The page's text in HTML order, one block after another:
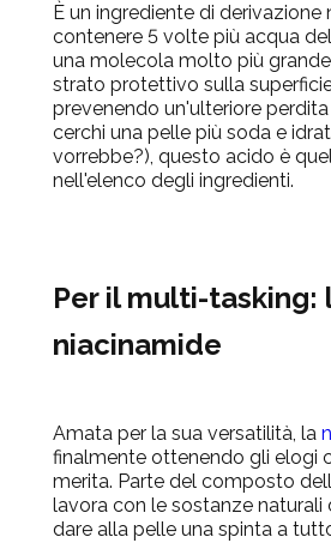
È un ingrediente di derivazione
contenere 5 volte più acqua
una molecola molto più
strato protettivo sulla
prevenendo un'ulteriore
cerchi una pelle più soda e
vorrebbe?), questo acido è
nell'elenco degli ingredienti.
Per il multi-tasking:
niacinamide
Amata per la sua versatilità, la
finalmente ottenendo gli elogi
merita. Parte del composto
lavora con le sostanze
dare alla pelle una spinta a